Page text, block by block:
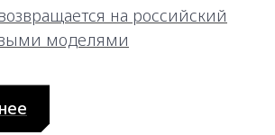
на российский
моделями